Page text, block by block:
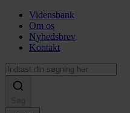
Vidensbank
Om os
Nyhedsbrev
Kontakt